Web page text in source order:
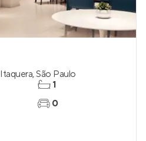
Itaquera,São Paulo
1
0